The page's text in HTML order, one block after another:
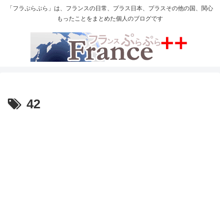
「フラぷらぷら」は、フランスの日常、プラス日本、プラスその他の国、関心
もったことをまとめた個人のブログです
42